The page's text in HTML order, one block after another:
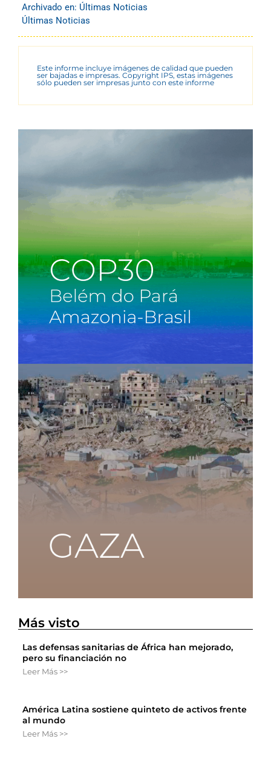
Archivado en: Últimas Noticias
Últimas Noticias
Este informe incluye imágenes de calidad que pueden
ser bajadas e impresas. Copyright IPS, estas imágenes
sólo pueden ser impresas junto con este informe
Más visto
Las defensas sanitarias de África han mejorado,
pero su financiación no
Leer Más >>
América Latina sostiene quinteto de activos frente
al mundo
Leer Más >>